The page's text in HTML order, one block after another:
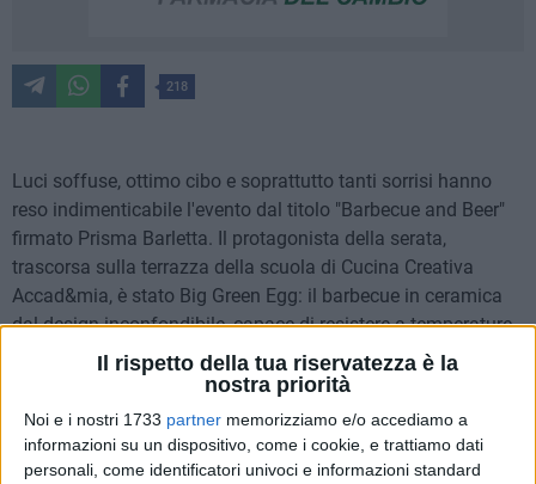
Il rispetto della tua riservatezza è la
nostra priorità
Noi e i nostri 1733 partner memorizziamo e/o accediamo a
informazioni su un dispositivo, come i cookie, e trattiamo dati
personali, come identificatori univoci e informazioni standard
218
Luci soffuse, ottimo cibo e soprattutto tanti sorrisi hanno
reso indimenticabile l'evento dal titolo "Barbecue and Beer"
firmato Prisma Barletta. Il protagonista della serata,
trascorsa sulla terrazza della scuola di Cucina Creativa
Accad&mia, è stato Big Green Egg: il barbecue in ceramica
dal design inconfondibile, capace di resistere a temperature
Polpo alla brace, salsiccia di Norcia e brasato di pollo alla
birra sono solo alcuni dei piatti del menù che ha visto
all'opera lo special guest Big Green Egg. Una cena informale